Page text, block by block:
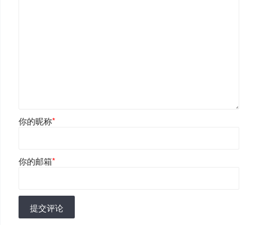
你的昵称*
你的邮箱*
提交评论